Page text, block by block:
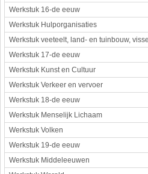
Werkstuk 16-de eeuw
Werkstuk Hulporganisaties
Werkstuk veeteelt, land- en tuinbouw,
Werkstuk 17-de eeuw
Werkstuk Kunst en Cultuur
Werkstuk Verkeer en vervoer
Werkstuk 18-de eeuw
Werkstuk Menselijk Lichaam
Werkstuk Volken
Werkstuk 19-de eeuw
Werkstuk Middeleeuwen